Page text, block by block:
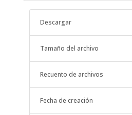
Descargar
Tamaño del archivo
Recuento de archivos
Fecha de creación